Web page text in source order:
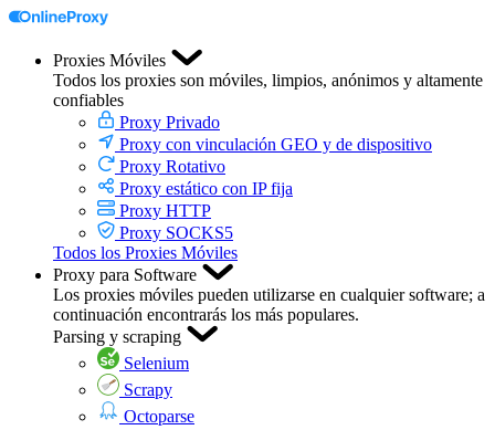
Proxies Móviles
Todos los proxies son móviles, limpios, anónimos y altamente
confiables
Proxy Privado
Proxy con vinculación GEO y de dispositivo
Proxy Rotativo
Proxy estático con IP fija
Proxy HTTP
Proxy SOCKS5
Todos los Proxies Móviles
Proxy para Software
Los proxies móviles pueden utilizarse en cualquier software; a
continuación encontrarás los más populares.
Parsing y scraping
Selenium
Scrapy
Octoparse